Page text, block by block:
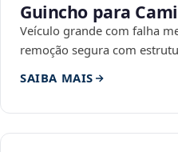
Guincho para
Veículo grande com falha
remoção segura com
SAIBA MAIS